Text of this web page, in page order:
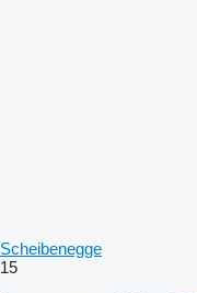
Scheibenegge
15